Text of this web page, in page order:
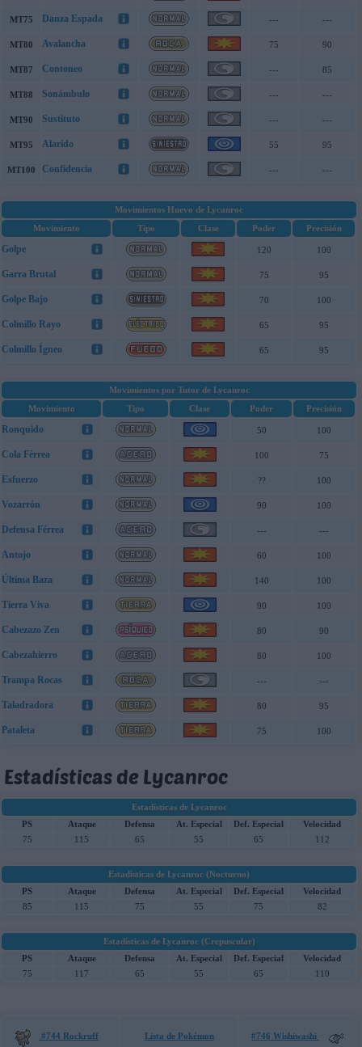
MT75 Danza Espada --- ---
MT80 Avalancha 75 90
MT87 Contoneo --- 85
MT88 Sonámbulo --- ---
MT90 Sustituto --- ---
MT95 Alarido 55 95
MT100 Confidencia --- ---
Movimientos Huevo de Lycanroc
Movimiento
Tipo Clase Poder Precisión
Golpe 120 100
Garra Brutal 75 95
Golpe Bajo 70 100
Colmillo Rayo 65 95
Colmillo Ígneo 65 95
Movimientos por Tutor de Lycanroc
Movimiento
Tipo Clase Poder Precisión
Ronquido 50 100
Cola Férrea 100 75
Esfuerzo ?? 100
Vozarrón 90 100
Defensa Férrea --- ---
Antojo 60 100
Última Baza 140 100
Tierra Viva 90 100
Cabezazo Zen 80 90
Cabezahierro 80 100
Trampa Rocas --- ---
Taladradora 80 95
Pataleta 75 100
Estadísticas de Lycanroc
Estadísticas de Lycanroc
PS
Ataque Defensa At. Especial Def. Especial
Velocidad
75
115 65 55 65 112
Estadísticas de Lycanroc (Nocturno)
PS
Ataque Defensa At. Especial Def. Especial
Velocidad
85
115 75 55 75 82
Estadísticas de Lycanroc (Crepuscular)
PS
Ataque Defensa At. Especial Def. Especial
Velocidad
75
117 65 55 65 110
#744 Rockruff Lista de Pokémon #746 Wishiwashi